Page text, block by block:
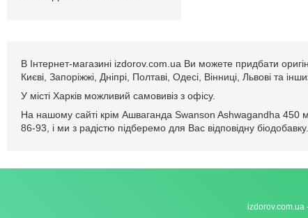
В Інтернет-магазині izdorov.com.ua Ви можете придбати
Києві, Запоріжжі, Дніпрі, Полтаві, Одесі, Вінниці, Львові та
У місті Харків можливий самовивіз з офісу.
На нашому сайті крім Ашваганда Swanson Ashwagandha
86-93, і ми з радістю підберемо для Вас відповідну біодобавку.